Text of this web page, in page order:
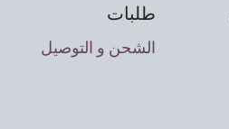
طلبات
الشحن و التوصيل